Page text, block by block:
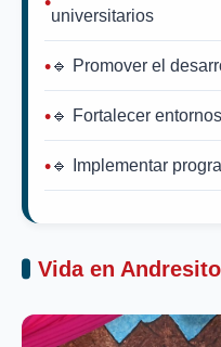
universitarios
🔹 Promover el
🔹 Fortalecer
🔹 Implementar
Vida en Andresito